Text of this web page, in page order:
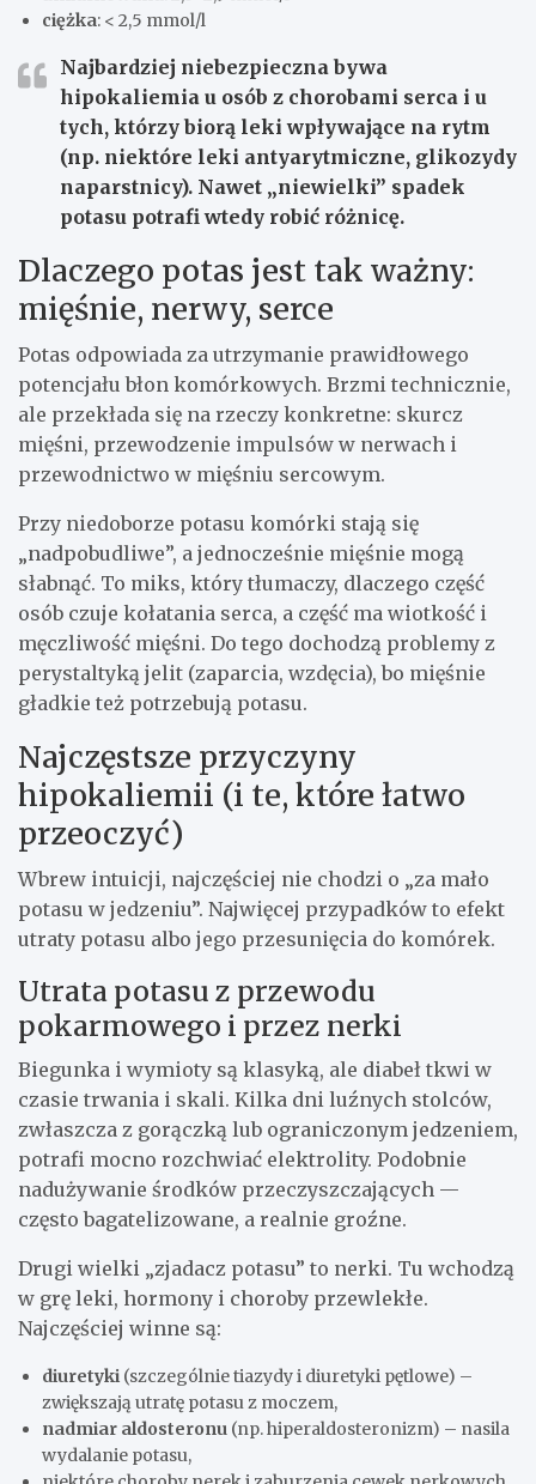
ciężka: < 2,5 mmol/l
Najbardziej niebezpieczna bywa
hipokaliemia u osób z chorobami serca i u
tych, którzy biorą leki wpływające na rytm
(np. niektóre leki antyarytmiczne, glikozydy
naparstnicy). Nawet „niewielki” spadek
potasu potrafi wtedy robić różnicę.
Dlaczego potas jest tak ważny:
mięśnie, nerwy, serce
Potas odpowiada za utrzymanie prawidłowego
potencjału błon komórkowych. Brzmi technicznie,
ale przekłada się na rzeczy konkretne: skurcz
mięśni, przewodzenie impulsów w nerwach i
przewodnictwo w mięśniu sercowym.
Przy niedoborze potasu komórki stają się
„nadpobudliwe”, a jednocześnie mięśnie mogą
słabnąć. To miks, który tłumaczy, dlaczego część
osób czuje kołatania serca, a część ma wiotkość i
męczliwość mięśni. Do tego dochodzą problemy z
perystaltyką jelit (zaparcia, wzdęcia), bo mięśnie
gładkie też potrzebują potasu.
Najczęstsze przyczyny
hipokaliemii (i te, które łatwo
przeoczyć)
Wbrew intuicji, najczęściej nie chodzi o „za mało
potasu w jedzeniu”. Najwięcej przypadków to efekt
utraty potasu albo jego przesunięcia do komórek.
Utrata potasu z przewodu
pokarmowego i przez nerki
Biegunka i wymioty są klasyką, ale diabeł tkwi w
czasie trwania i skali. Kilka dni luźnych stolców,
zwłaszcza z gorączką lub ograniczonym jedzeniem,
potrafi mocno rozchwiać elektrolity. Podobnie
nadużywanie środków przeczyszczających —
często bagatelizowane, a realnie groźne.
Drugi wielki „zjadacz potasu” to nerki. Tu wchodzą
w grę leki, hormony i choroby przewlekłe.
Najczęściej winne są:
diuretyki (szczególnie tiazydy i diuretyki pętlowe) –
zwiększają utratę potasu z moczem,
nadmiar aldosteronu (np. hiperaldosteronizm) – nasila
wydalanie potasu,